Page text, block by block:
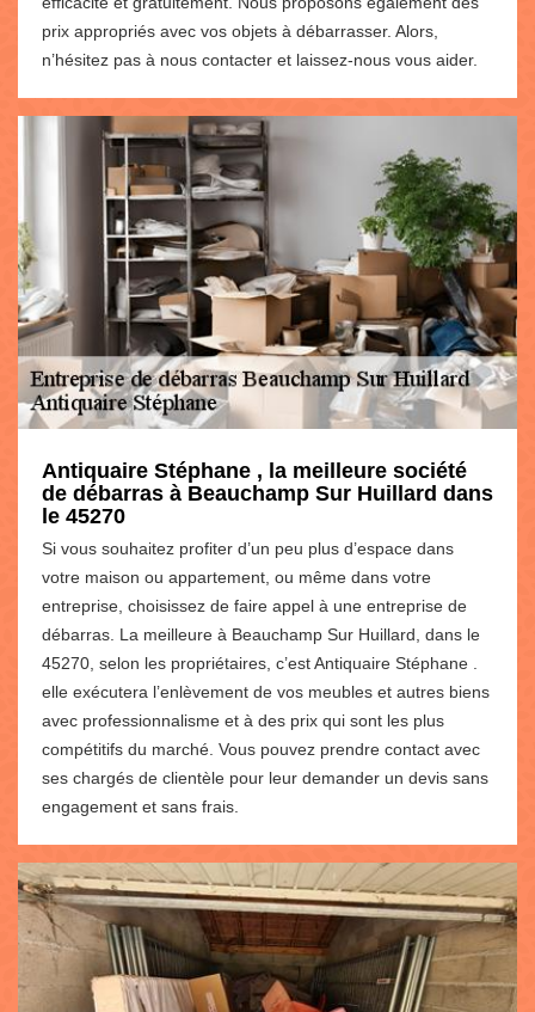
prix appropriés avec vos objets à débarrasser. Alors,
n’hésitez pas à nous contacter et laissez-nous vous aider.
Antiquaire Stéphane , la meilleure société
de débarras à Beauchamp Sur Huillard dans
le 45270
Si vous souhaitez profiter d’un peu plus d’espace dans
votre maison ou appartement, ou même dans votre
entreprise, choisissez de faire appel à une entreprise de
débarras. La meilleure à Beauchamp Sur Huillard, dans le
45270, selon les propriétaires, c’est Antiquaire Stéphane .
elle exécutera l’enlèvement de vos meubles et autres biens
avec professionnalisme et à des prix qui sont les plus
compétitifs du marché. Vous pouvez prendre contact avec
ses chargés de clientèle pour leur demander un devis sans
engagement et sans frais.